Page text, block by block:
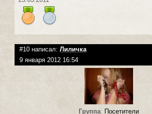
#10 написал: Лиличка
9 января 2012 16:54
Группа: Посетители